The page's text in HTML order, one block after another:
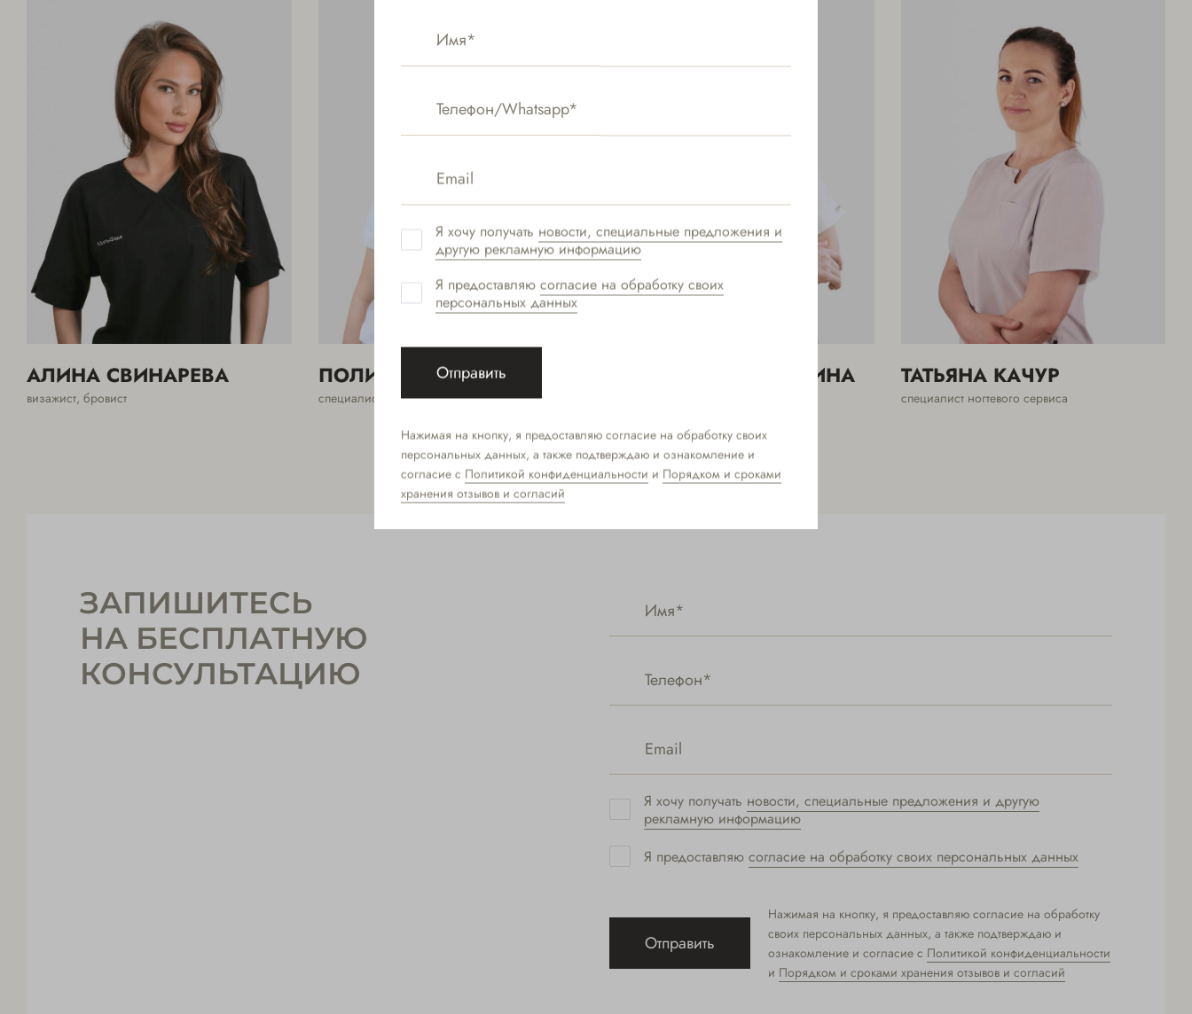
АЛИНА СВИНАРЕВА
визажист, бровист
ПОЛИНА ШУМИЛОВА
специалист ногтевого сервиса
ЛУИЗА НИГМАТУЛЛИНА ТАТЬЯНА КАЧУР
специалист ногтевого сервиса
ЗАПИШИТЕСЬ
НА БЕСПЛАТНУЮ
КОНСУЛЬТАЦИЮ
Я хочу получать новости, специальные предложения и другую
рекламную информацию
Я предоставляю согласие на обработку своих персональных данных
Отправить
Нажимая на кнопку, я предоставляю согласие на обработку
своих персональных данных, а также подтверждаю и
ознакомление и согласие с Политикой конфиденциальности
и Порядком и сроками хранения отзывов и согласий
Я хочу получать новости, специальные предложения и
другую рекламную информацию
Я предоставляю согласие на обработку своих
персональных данных
Отправить
Нажимая на кнопку, я предоставляю согласие на обработку своих
персональных данных, а также подтверждаю и ознакомление и
согласие с Политикой конфиденциальности и Порядком и сроками
хранения отзывов и согласий